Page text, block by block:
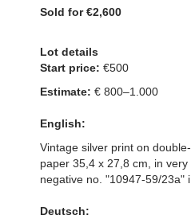
Sold for €2,600
Lot details
Start price: €500
Estimate: € 800–1.000
English:
Vintage silver print on
paper 35,4 x 27,8 cm, in
negative no. "10947-59/23a"
Deutsch: